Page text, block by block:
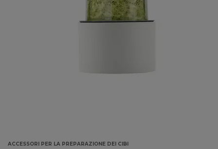
ACCESSORI PER LA PREPARAZIONE DEI CIBI